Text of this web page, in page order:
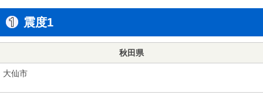
震度1
秋田県
大仙市